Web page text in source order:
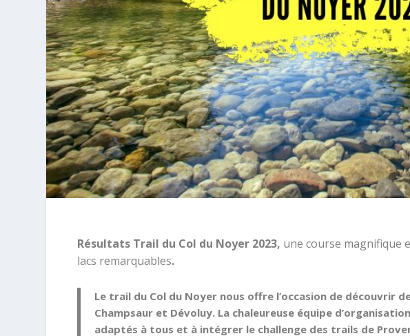
Résultats Trail du Col du Noyer 2023, une course magnifique
lacs remarquables.
Le trail du Col du Noyer nous offre l’occasion de découvrir
Champsaur et Dévoluy. La chaleureuse équipe
adaptés à tous et à intégrer le challenge des trails de